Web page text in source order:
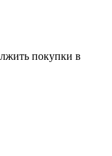
покупки в